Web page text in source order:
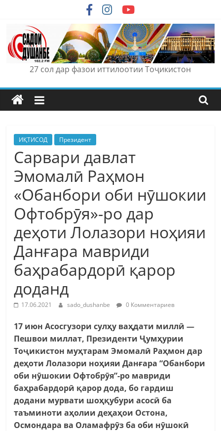
content
27 сол дар фазои иттилоотии Тоҷикистон
ИҚТИСОД Президент
Сарвари давлат
Эмомалӣ Раҳмон
«Обанбори оби нӯшокии
Офтобрӯя»-ро дар
деҳоти Лолазори ноҳияи
Данғара мавриди
баҳрабардорӣ қарор
доданд
17.06.2021 sado_dushanbe 0 Комментариев
17 июн Асосгузори сулҳу ваҳдати миллӣ —
Пешвои миллат, Президенти Ҷумҳурии
Тоҷикистон муҳтарам Эмомалӣ Раҳмон дар
деҳоти Лолазори ноҳияи Данғара “Обанбори
оби нӯшокии Офтобрӯя”-ро мавриди
баҳрабардорӣ қарор дода, бо гардиш
додани мурвати шоҳқубури асосӣ ба
таъминоти аҳолии деҳаҳои Остона,
Осмондара ва Оламафрӯз ба оби нӯшокӣ